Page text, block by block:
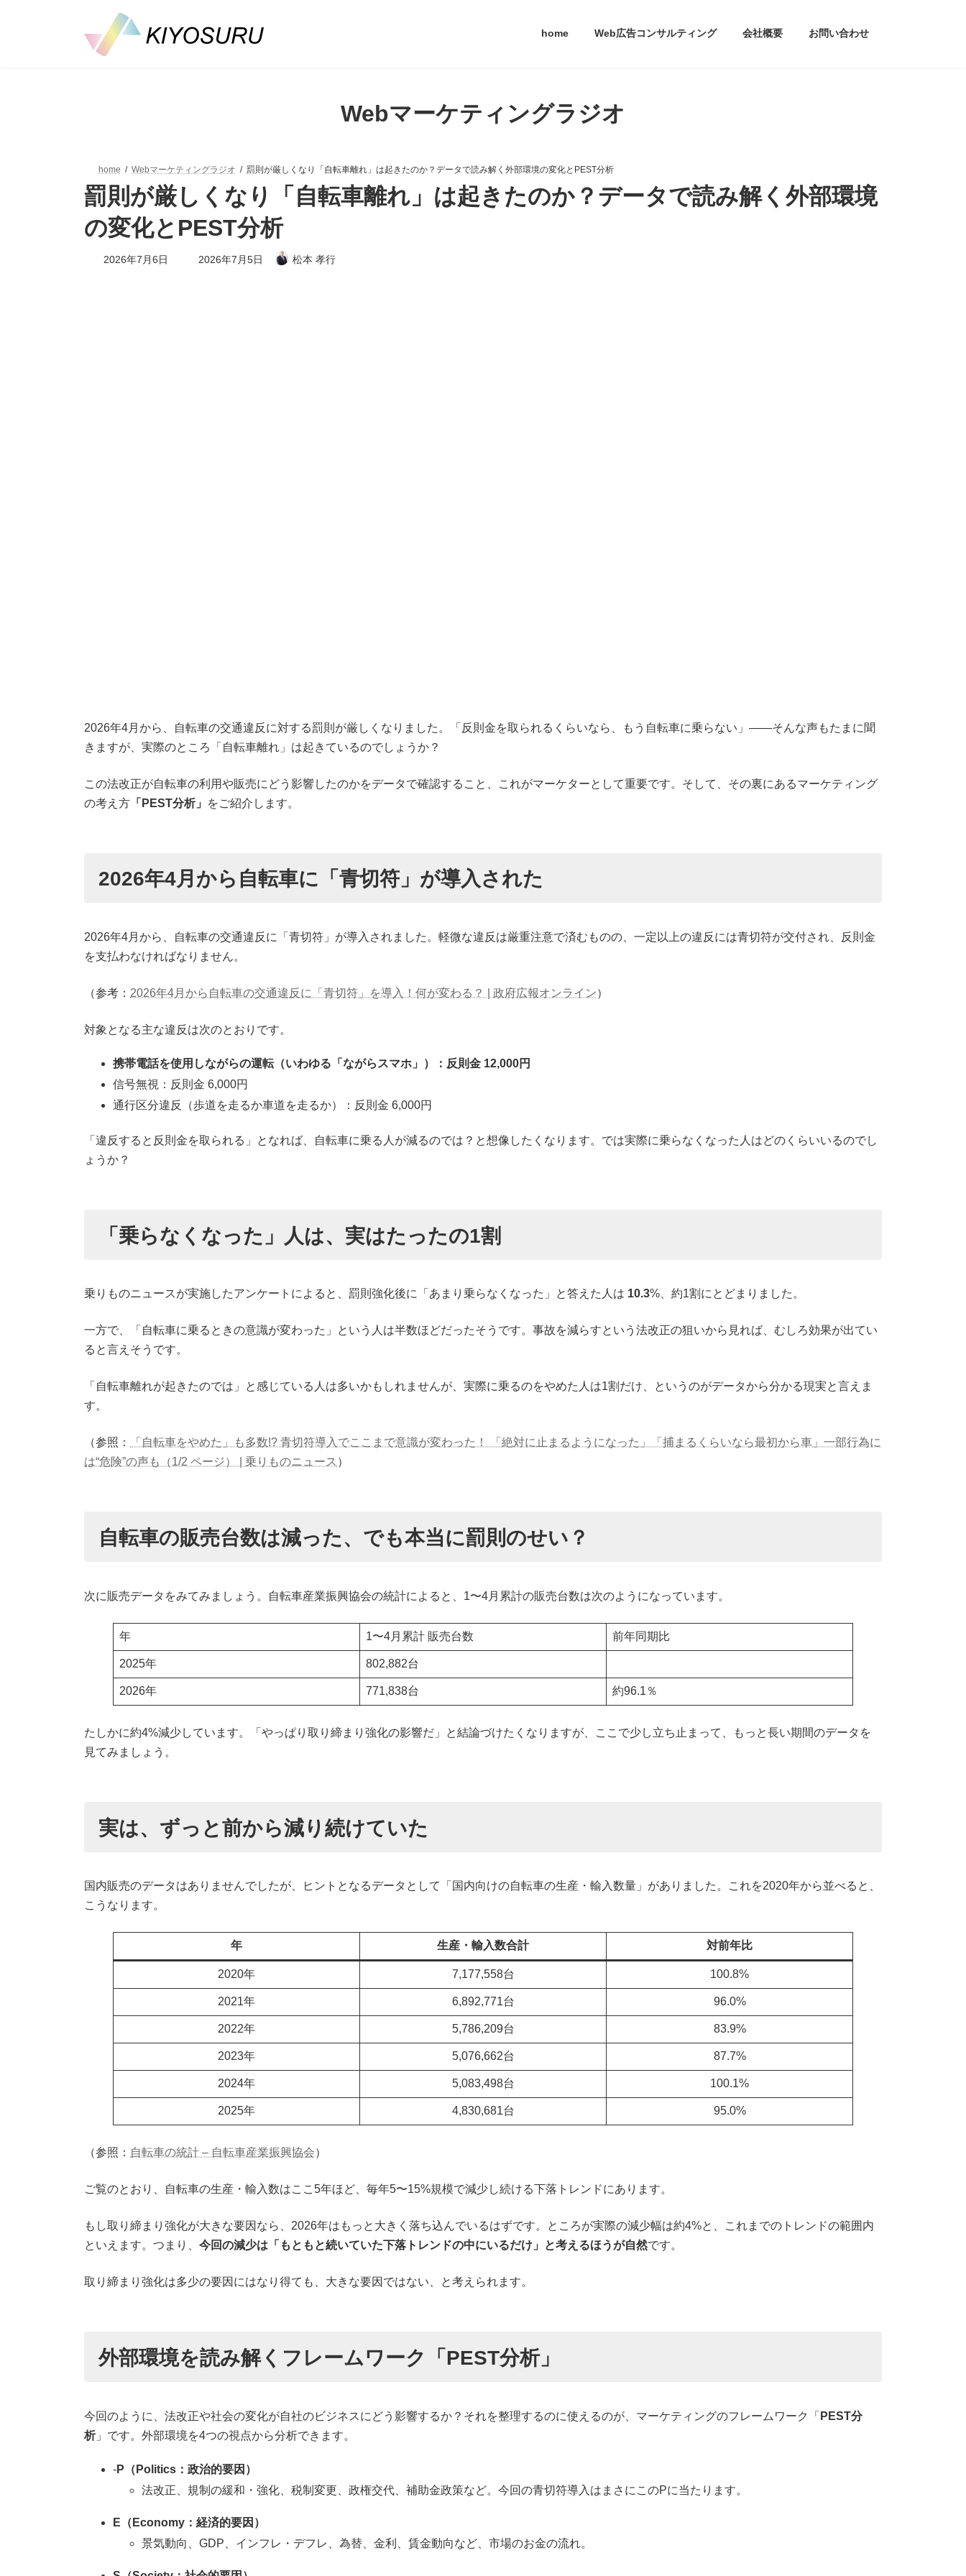
home Web広告コンサルティング 会社概要 お問い合わせ
Webマーケティングラジオ
home Webマーケティングラジオ 罰則が厳しくなり「自転車離れ」は起きたのか？データで読み解く外部環境の変化とPEST分析
罰則が厳しくなり「自転車離れ」は起きたのか？データで読み解く外部環境
の変化とPEST分析
2026年7月6日
最
終
2026年7月5日 松本 孝行
2026年4月から、自転車の交通違反に対する罰則が厳しくなりました。「反則金を取られるくらいなら、もう自転車に乗らない」——そんな声もたまに聞
きますが、実際のところ「自転車離れ」は起きているのでしょうか？
この法改正が自転車の利用や販売にどう影響したのかをデータで確認すること、これがマーケターとして重要です。そして、その裏にあるマーケティング
の考え方 「PEST分析」 をご紹介します。
2026年4月から自転車に「青切符」が導入された
2026年4月から、自転車の交通違反に「青切符」が導入されました。軽微な違反は厳重注意で済むものの、一定以上の違反には青切符が交付され、反則金
を支払わなければなりません。
（参考： 2026年4月から自転車の交通違反に「青切符」を導入！何が変わる？ | 政府広報オンライン）
対象となる主な違反は次のとおりです。
携帯電話を使用しながらの運転（いわゆる「ながらスマホ」）：反則金 12,000円
信号無視：反則金 6,000円
通行区分違反（歩道を走るか車道を走るか）：反則金 6,000円
「違反すると反則金を取られる」となれば、自転車に乗る人が減るのでは？と想像したくなります。では実際に乗らなくなった人はどのくらいいるのでし
ょうか？
「乗らなくなった」人は、実はたったの1割
乗りものニュースが実施したアンケートによると、罰則強化後に「あまり乗らなくなった」と答えた人は 10.3%、約1割にとどまりました。
一方で、「自転車に乗るときの意識が変わった」という人は半数ほどだったそうです。事故を減らすという法改正の狙いから見れば、むしろ効果が出てい
ると言えそうです。
「自転車離れが起きたのでは」と感じている人は多いかもしれませんが、実際に乗るのをやめた人は1割だけ、というのがデータから分かる現実と言えま
す。
（参照：
「自転車をやめた」も多数!? 青切符導入でここまで意識が変わった！ 「絶対に止まるようになった」「捕まるくらいなら最初から車」一部行為に
は“危険”の声も（1/2 ページ） | 乗りものニュース ）
自転車の販売台数は減った、でも本当に罰則のせい？
次に販売データをみてみましょう。自転車産業振興協会の統計によると、1〜4月累計の販売台数は次のようになっています。
年 1〜4月累計 販売台数 前年同期比
2025年 802,882台
2026年 771,838台 約96.1％
たしかに約4%減少しています。「やっぱり取り締まり強化の影響だ」と結論づけたくなりますが、ここで少し立ち止まって、もっと長い期間のデータを
見てみましょう。
実は、ずっと前から減り続けていた
国内販売のデータはありませんでしたが、ヒントとなるデータとして「国内向けの自転車の生産・輸入数量」がありました。これを2020年から並べると、
こうなります。
年 生産・輸入数合計 対前年比
2020年 7,177,558台 100.8%
2021年 6,892,771台 96.0%
2022年 5,786,209台 83.9%
2023年 5,076,662台 87.7%
2024年 5,083,498台 100.1%
2025年 4,830,681台 95.0%
（参照： 自転車の統計 – 自転車産業振興協会）
ご覧のとおり、自転車の生産・輸入数はここ5年ほど、毎年5〜15%規模で減少し続ける下落トレンドにあります。
もし取り締まり強化が大きな要因なら、2026年はもっと大きく落ち込んでいるはずです。ところが実際の減少幅は約4%と、これまでのトレンドの範囲内
といえます。つまり、 今回の減少は「もともと続いていた下落トレンドの中にいるだけ」と考えるほうが自然です。
取り締まり強化は多少の要因にはなり得ても、大きな要因ではない、と考えられます。
外部環境を読み解くフレームワーク「PEST分析」
今回のように、法改正や社会の変化が自社のビジネスにどう影響するか？それを整理するのに使えるのが、マーケティングのフレームワーク「 PEST分
析」です。外部環境を4つの視点から分析できます。
-P（Politics：政治的要因）
法改正、規制の緩和・強化、税制変更、政権交代、補助金政策など。今回の青切符導入はまさにこのPに当たります。
E（Economy：経済的要因）
景気動向、GDP、インフレ・デフレ、為替、金利、賃金動向など、市場のお金の流れ。